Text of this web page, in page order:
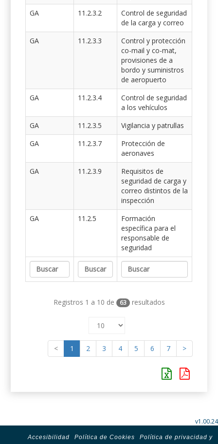
GA
11.2.3.2
Control de seguridad
de la carga y correo
GA
11.2.3.3
Control y protección
co-mail y co-mat,
provisiones de a
bordo y suministros
de aeropuerto
GA
11.2.3.4
Control de seguridad
a los vehículos
GA
11.2.3.5
Vigilancia y patrullas
GA
11.2.3.7
Protección de
aeronaves
GA
11.2.3.9
Requisitos de
seguridad de carga y
correo distintos de la
inspección
GA
11.2.5
Formación
específica para el
responsable de
seguridad
Registros 1 a 10 de 63 resultados
< 1 2 3 4 5 6 7 >
v1.00.24
Accesibilidad Política de Cookies
Política de privacidad y